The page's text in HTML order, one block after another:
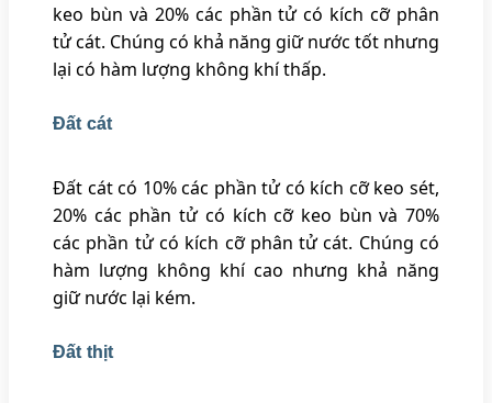
keo bùn và 20% các phần tử có kích cỡ phân
tử cát. Chúng có khả năng giữ nước tốt nhưng
lại có hàm lượng không khí thấp.
Đất cát
Đất cát có 10% các phần tử có kích cỡ keo sét,
20% các phần tử có kích cỡ keo bùn và 70%
các phần tử có kích cỡ phân tử cát. Chúng có
hàm lượng không khí cao nhưng khả năng
giữ nước lại kém.
Đất thịt